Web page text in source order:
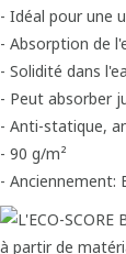
- Idéal pour une
- Absorption de
- Solidité dans
- Peut absorber
- Anti-statique,
- 90 g/m²
- Anciennement: